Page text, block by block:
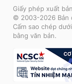
Giấy phép xuất
© 2003-2026 Bản
Cấm sao chép
bằng văn bản.